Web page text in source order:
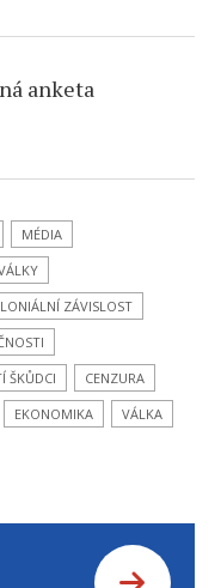
anketa
MÉDIA
ZÁVISLOST
ŠKŮDCI
CENZURA
EKONOMIKA
VÁLKA